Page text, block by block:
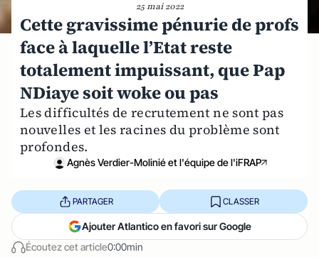
25 mai 2022
Cette gravissime pénurie de profs
face à laquelle l’Etat reste
totalement impuissant, que Pap
NDiaye soit woke ou pas
Les difficultés de recrutement ne sont pas
nouvelles et les racines du problème sont
profondes.
Agnès Verdier-Molinié et l'équipe de l'iFRAP
Écoutez cet article0:00min
PARTAGER CLASSER
Ajouter Atlantico en favori sur Google